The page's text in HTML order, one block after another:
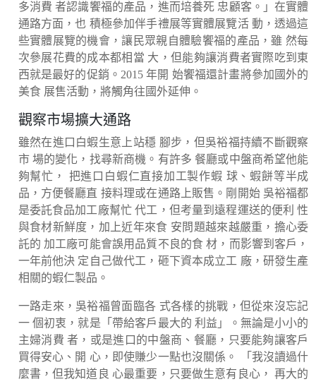
多消費 者認識饗福的產品，進而培養死 忠顧客。」在實體
通路方面，也 積極參加伴手禮展等實體展覽活 動，透過這
些實體展覽的機會，讓民眾親自體驗饗福的產品，雖 然每
次參展花費的成本都相當 大，但能夠讓消費者實際吃到東
西就是最好的促銷。2015 年開 始饗福還計畫將參加國外的
美食 展售活動，將觸角往國外延伸。
觀察市場擴大通路
雖然在進口白蝦生意上站穩 腳步，但吳裕福持續不斷觀察
市 場的變化，找尋新商機。有許多 餐廳或中盤商希望他能
夠幫忙， 把進口白蝦仁直接加工製作蝦 球、蝦餅等半成
品，方便餐廳直 接料理或在通路上販售。剛開始 吳裕福都
是委託食品加工廠幫忙 代工，但考量到遠程運送的便利 性
與食材新鮮度，加上近年來食 安問題越來越嚴重，擔心委
託的 加工廠可能會誤用品質不良的食 材，而影響到客戶，
一年前他決 定自己做代工，砸下資本成立工 廠，研發生產
相關的蝦仁製品。
一路走來，吳裕福曾面臨各 式各樣的挑戰，但從來沒忘記
一 個初衷，就是「帶給客戶最大的 利益」。無論是小小的
主婦消費 者，或是進口的中盤商、餐廳，只要能夠讓客戶
買得安心、開 心，即使賺少一點也沒關係。 「我沒讀過什
麼書，但我知道良 心最重要，只要做生意有良心， 再大的